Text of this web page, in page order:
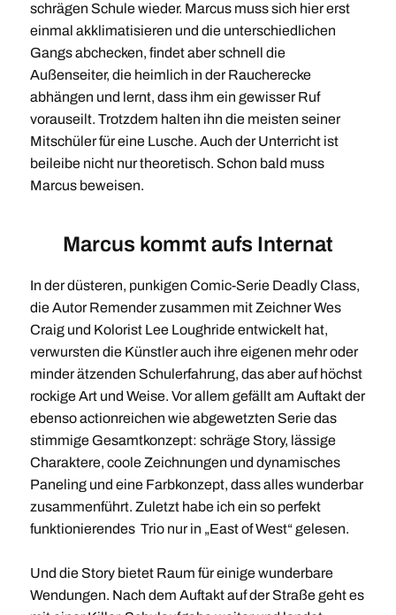
schrägen Schule wieder. Marcus muss sich hier erst
einmal akklimatisieren und die unterschiedlichen
Gangs abchecken, findet aber schnell die
Außenseiter, die heimlich in der Raucherecke
abhängen und lernt, dass ihm ein gewisser Ruf
vorauseilt. Trotzdem halten ihn die meisten seiner
Mitschüler für eine Lusche. Auch der Unterricht ist
beileibe nicht nur theoretisch. Schon bald muss
Marcus beweisen.
Marcus kommt aufs Internat
In der düsteren, punkigen Comic-Serie Deadly Class,
die Autor Remender zusammen mit Zeichner Wes
Craig und Kolorist Lee Loughride entwickelt hat,
verwursten die Künstler auch ihre eigenen mehr oder
minder ätzenden Schulerfahrung, das aber auf höchst
rockige Art und Weise. Vor allem gefällt am Auftakt der
ebenso actionreichen wie abgewetzten Serie das
stimmige Gesamtkonzept: schräge Story, lässige
Charaktere, coole Zeichnungen und dynamisches
Paneling und eine Farbkonzept, dass alles wunderbar
zusammenführt. Zuletzt habe ich ein so perfekt
funktionierendes Trio nur in „East of West“ gelesen.
Und die Story bietet Raum für einige wunderbare
Wendungen. Nach dem Auftakt auf der Straße geht es